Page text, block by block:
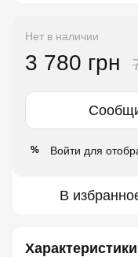
Нет в наличии
3 780 грн
% Войти для
В
Характеристики